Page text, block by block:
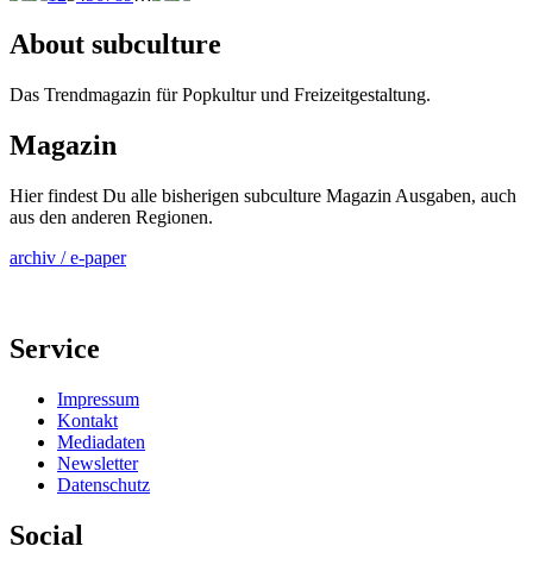
About subculture
Das Trendmagazin für Popkultur und Freizeitgestaltung.
Magazin
Hier findest Du alle bisherigen subculture Magazin Ausgaben, auch
aus den anderen Regionen.
archiv / e-paper
Service
Impressum
Kontakt
Mediadaten
Newsletter
Datenschutz
Social